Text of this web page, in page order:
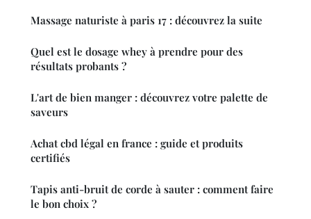
Massage naturiste à paris 17 : découvrez la suite
Quel est le dosage whey à prendre pour des
résultats probants ?
L'art de bien manger : découvrez votre palette de
saveurs
Achat cbd légal en france : guide et produits
certifiés
Tapis anti-bruit de corde à sauter : comment faire
le bon choix ?